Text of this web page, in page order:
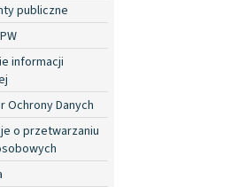
publiczne
informacji
Ochrony Danych
o przetwarzaniu